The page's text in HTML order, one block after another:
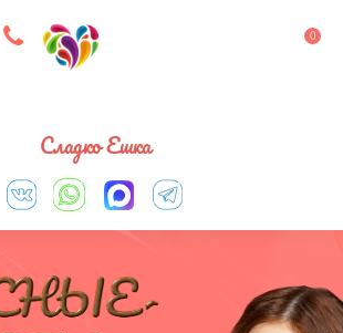
8 927 083 33 05 0
Сладко Ешка